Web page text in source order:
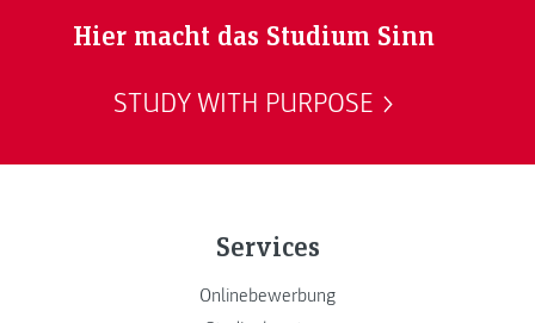
Hier macht das Studium Sinn
STUDY WITH PURPOSE
Services
Onlinebewerbung